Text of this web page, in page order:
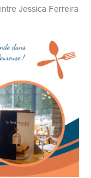
Jessica Ferreira